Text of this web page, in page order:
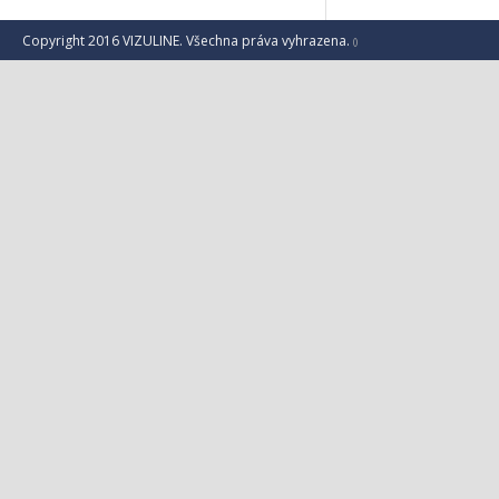
Copyright 2016 VIZULINE. Všechna práva vyhrazena. ()